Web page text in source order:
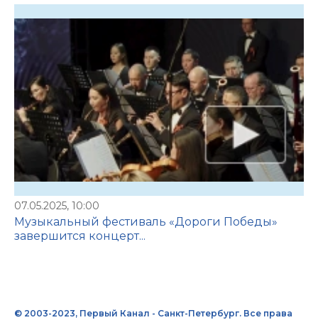
07.05.2025, 10:00
Музыкальный фестиваль «Дороги Победы»
завершится концерт...
© 2003-2023, Первый Канал - Санкт-Петербург. Все права